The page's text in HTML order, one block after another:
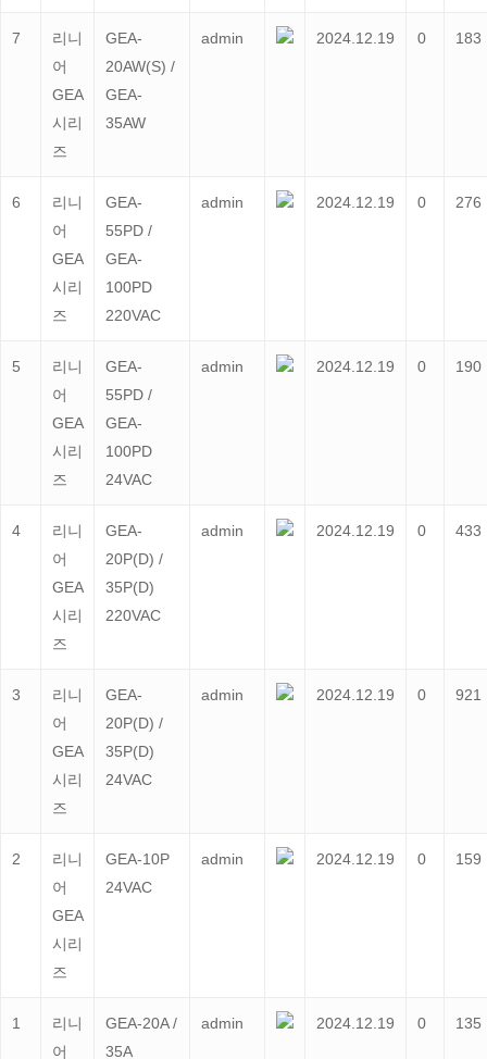
7
리니
어
GEA
시리
즈
GEA-
20AW(S) /
GEA-
35AW
admin 2024.12.19 0 183
6
리니
어
GEA
시리
즈
GEA-
55PD /
GEA-
100PD
220VAC
admin 2024.12.19 0 276
5
리니
어
GEA
시리
즈
GEA-
55PD /
GEA-
100PD
24VAC
admin 2024.12.19 0 190
4
리니
어
GEA
시리
즈
GEA-
20P(D) /
35P(D)
220VAC
admin 2024.12.19 0 433
3
리니
어
GEA
시리
즈
GEA-
20P(D) /
35P(D)
24VAC
admin 2024.12.19 0 921
2
리니
어
GEA
시리
즈
GEA-10P
24VAC
admin 2024.12.19 0 159
1
리니
어
GEA-20A /
35A
admin 2024.12.19 0 135